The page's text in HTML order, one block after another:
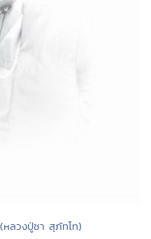
หลวงปู่ชา สุภัทโท)